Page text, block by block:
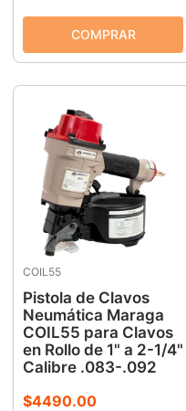
COIL55
Pistola de Clavos
Neumática Maraga
COIL55 para Clavos
en Rollo de 1" a 2-1/4"
Calibre .083-.092
$4490.00